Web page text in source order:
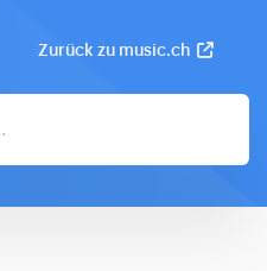
Zurück zu music.ch